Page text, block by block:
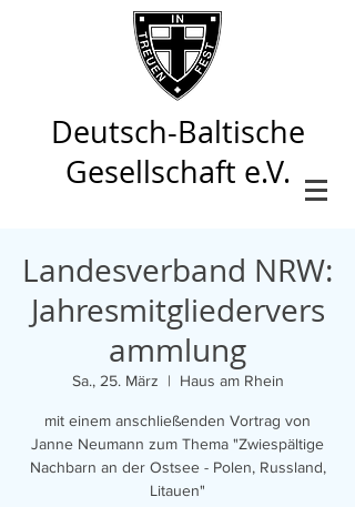
Deutsch-Baltische
Gesellschaft e.V.
Landesverband NRW:
Jahresmitgliedervers
ammlung
Sa., 25. März
  |
Haus am Rhein
mit einem anschließenden Vortrag von
Janne Neumann zum Thema "Zwiespältige
Nachbarn an der Ostsee - Polen, Russland,
Litauen"